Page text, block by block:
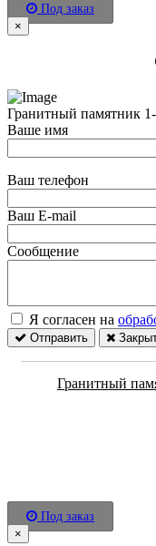
Под заказ
×
Гранитный памятник
Ваше имя
Ваш телефон
Ваш E-mail
Сообщение
Я согласен на
Отправить
Гранитный
Под заказ
×